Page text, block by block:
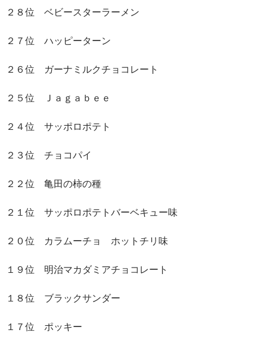
２８位 ベビースターラーメン
２７位 ハッピーターン
２６位 ガーナミルクチョコレート
２５位 Ｊａｇａｂｅｅ
２４位 サッポロポテト
２３位 チョコパイ
２２位 亀田の柿の種
２１位 サッポロポテトバーベキュー味
２０位 カラムーチョ ホットチリ味
１９位 明治マカダミアチョコレート
１８位 ブラックサンダー
１７位 ポッキー